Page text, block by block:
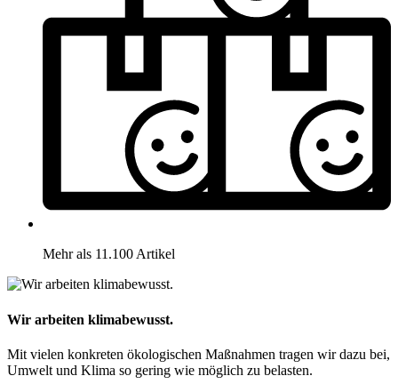
Mehr als 11.100 Artikel
Wir arbeiten klimabewusst.
Mit vielen konkreten ökologischen Maßnahmen tragen wir dazu bei,
Umwelt und Klima so gering wie möglich zu belasten.